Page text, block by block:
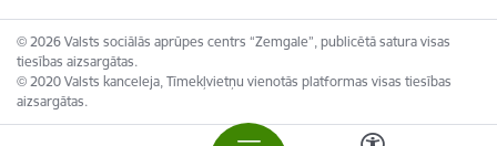
© 2026 Valsts sociālās aprūpes centrs “Zemgale”, publicētā satura visas
tiesības aizsargātas.
© 2020 Valsts kanceleja, Tīmekļvietņu vienotās platformas visas tiesības
aizsargātas.